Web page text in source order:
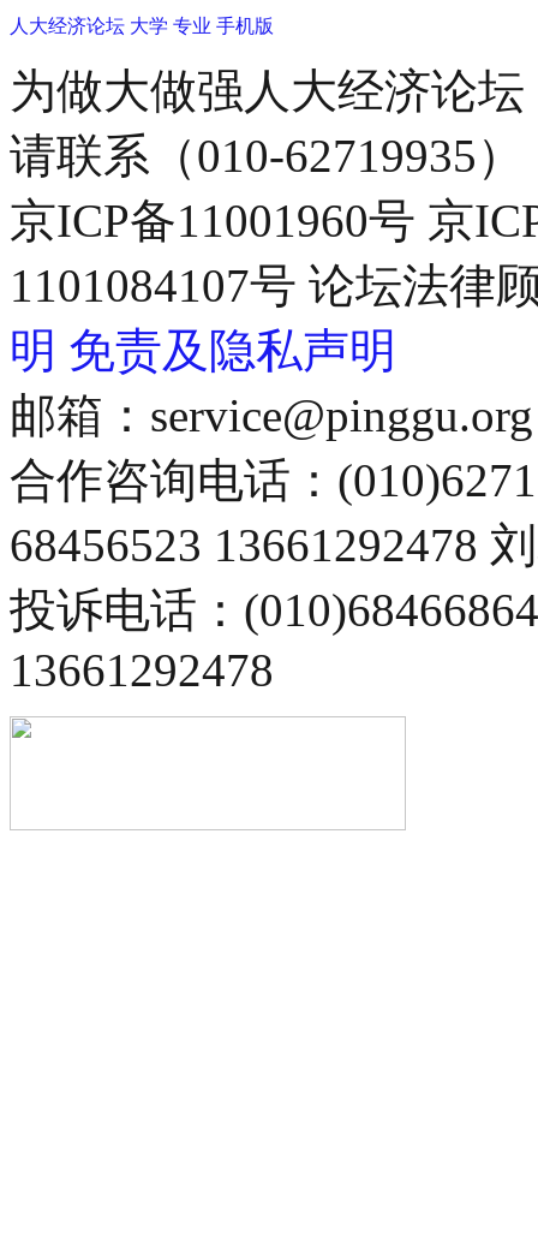
人大经济论坛 大学 专业 手机版
为做大做强人大经济论
请联系（010-62719935）
京ICP备11001960号 京
1101084107号 论坛法律
明 免责及隐私声明
邮箱：service@pinggu.org
合作咨询电话：
68456523 13661292478
投诉电话：
13661292478